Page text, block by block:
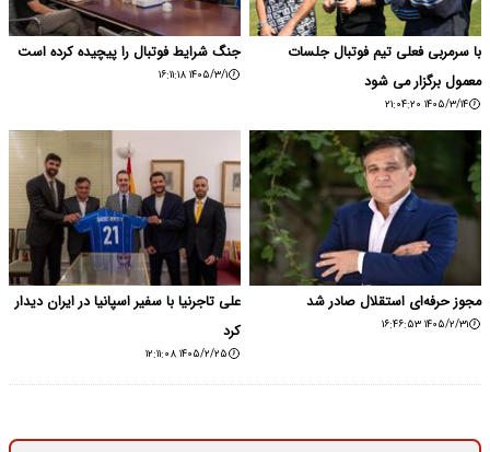
با سرمربی فعلی تیم فوتبال جلسات
معمول برگزار می شود
۱۴۰۵/۳/۱۴ ۲۱:۰۴:۲۰
جنگ شرایط فوتبال را پیچیده کرده است
۱۴۰۵/۳/۱ ۱۶:۱۱:۱۸
مجوز حرفه‌ای استقلال صادر شد
۱۴۰۵/۲/۳۱ ۱۶:۴۶:۵۳
علی تاجرنیا با سفیر اسپانیا در ایران دیدار
کرد
۱۴۰۵/۲/۲۵ ۱۲:۱۱:۰۸